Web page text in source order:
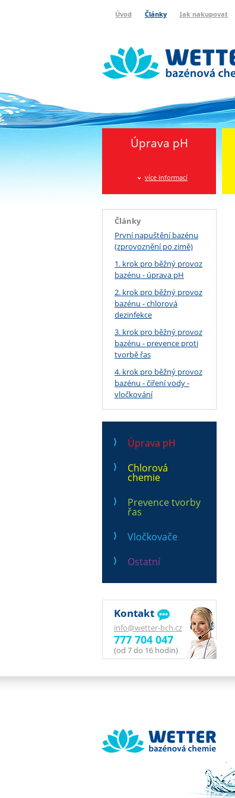
Úvod Články Jak nakupovat
Úprava pH
více informací
Články
První napuštění bazénu
(zprovoznění po zimě)
1. krok pro běžný provoz
bazénu - úprava pH
2. krok pro běžný provoz
bazénu - chlorová
dezinfekce
3. krok pro běžný provoz
bazénu - prevence proti
tvorbě řas
4. krok pro běžný provoz
bazénu - čiření vody -
vločkování
Úprava pH
Chlorová
chemie
Prevence tvorby
řas
Vločkovače
Ostatní
Kontakt
info@wetter-bch.cz
777 704 047
(od 7 do 16 hodin)